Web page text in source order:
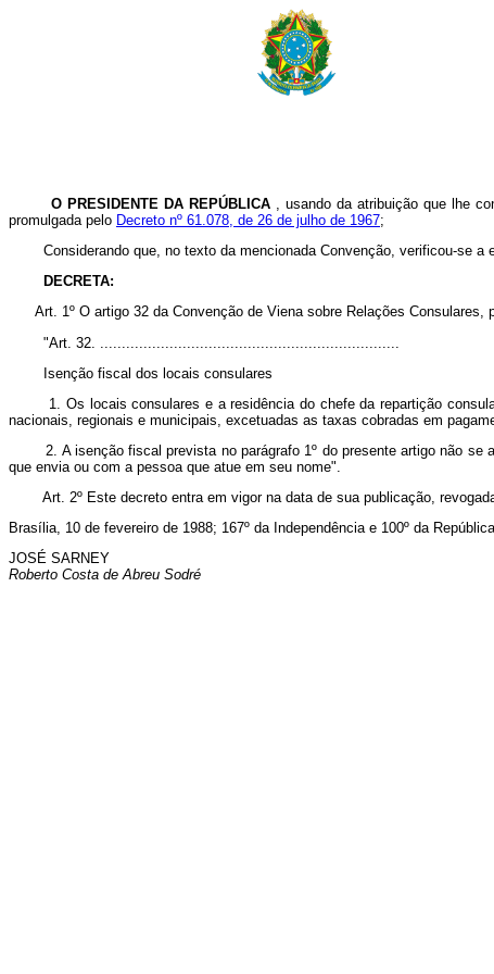
O PRESIDENTE DA REPÚBLICA , usando da atribuição que lhe
promulgada pelo Decreto nº 61.078, de 26 de julho de 1967;
Considerando que, no texto da mencionada Convenção, verificou-se a
DECRETA:
Art. 1º O artigo 32 da Convenção de Viena sobre Relações Consulares,
"Art. 32. .....................................................................
Isenção fiscal dos locais consulares
1. Os locais consulares e a residência do chefe da repartição consular
nacionais, regionais e municipais, excetuadas as taxas cobradas em
2. A isenção fiscal prevista no parágrafo 1º do presente artigo não se
que envia ou com a pessoa que atue em seu nome".
Art. 2º Este decreto entra em vigor na data de sua publicação,
Brasília, 10 de fevereiro de 1988; 167º da Independência e 100º da
JOSÉ SARNEY
Roberto Costa de Abreu Sodré